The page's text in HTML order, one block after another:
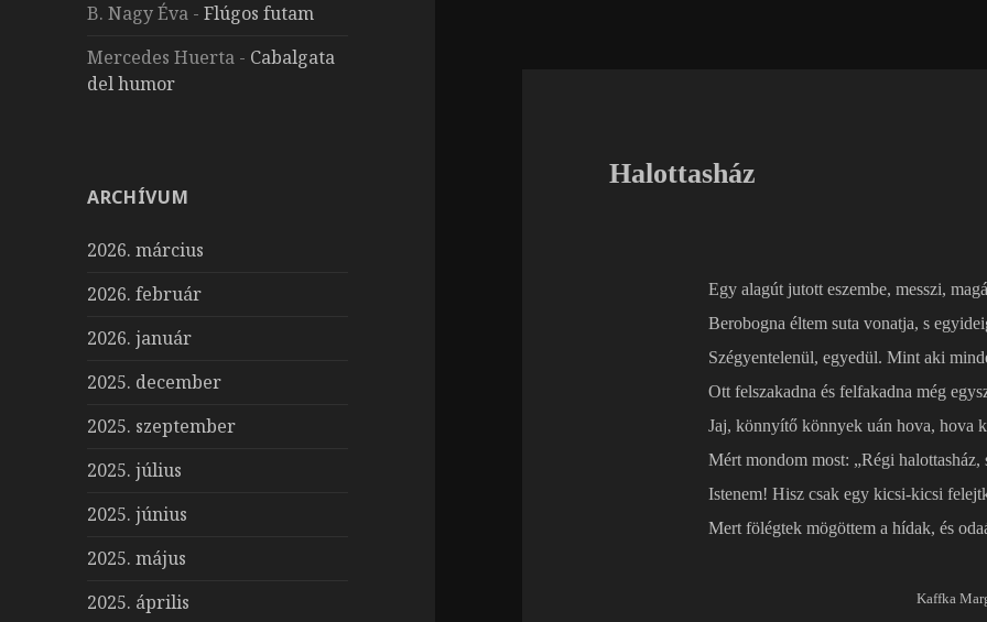
B. Nagy Éva -Flúgos futam
Mercedes Huerta - Cabalgata
del humor
ARCHÍVUM
2026. március
2026. február
2026. január
2025. december
2025. szeptember
2025. július
2025. június
2025. május
2025. április
Halottasház
Egy alagút jutott eszembe, messzi,
Berobogna éltem suta vonatja, s
Szégyentelenül, egyedül. Mint aki
Ott felszakadna és felfakadna még
Jaj, könnyítő könnyek uán hova, hova
Mért mondom most: „Régi
Istenem! Hisz csak egy kicsi-kicsi
Mert fölégtek mögöttem a hídak, és
Kaffka